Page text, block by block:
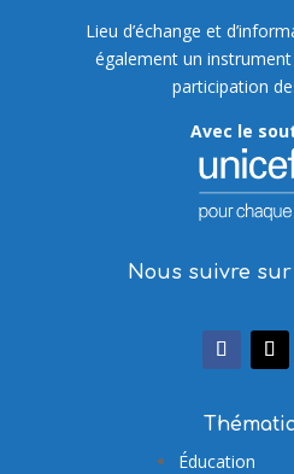
Lieu d’échange et
également un
participation
Avec le
Nous suivre
Éducation